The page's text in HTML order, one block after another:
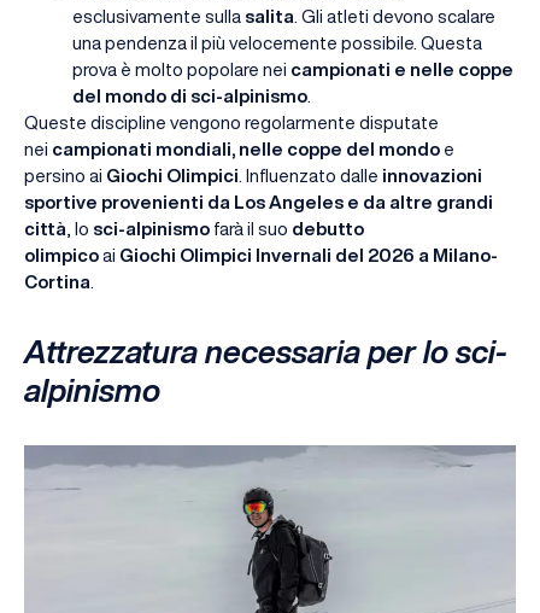
esclusivamente sulla salita . Gli atleti devono scalare
una pendenza il più velocemente possibile. Questa
prova è molto popolare nei campionati e nelle coppe
del mondo di sci-alpinismo
Queste discipline vengono regolarmente disputate
nei campionati mondiali, nelle coppe del mondo e
persino ai Giochi Olimpici . Influenzato dalle innovazioni
sportive provenienti da Los Angeles e da altre grandi
città , lo sci-alpinismo farà il suo debutto
olimpico ai Giochi Olimpici Invernali del 2026 a Milano-
Cortina
Attrezzatura necessaria per lo sci-
alpinismo